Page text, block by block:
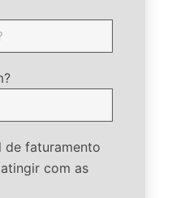
de faturamento
com as